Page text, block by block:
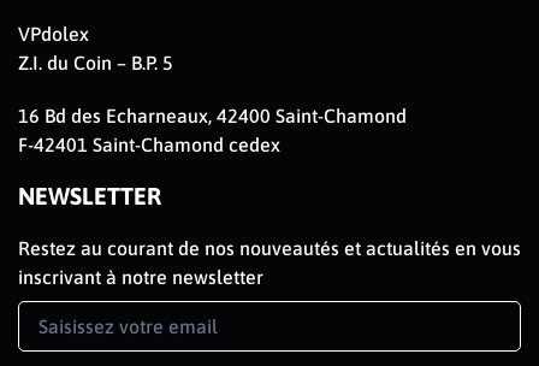
VPdolex
Z.I. du Coin – B.P. 5
16 Bd des Echarneaux, 42400 Saint-Chamond
F-42401 Saint-Chamond cedex
NEWSLETTER
Restez au courant de nos nouveautés et actualités en vous
inscrivant à notre newsletter
Newsletter
Signup